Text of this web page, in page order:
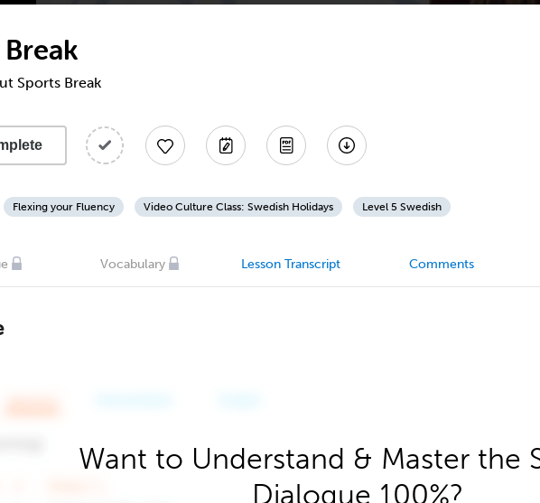
Sports Break
Flexing your Fluency Video Culture Class: Swedish Holidays Level 5 Swedish
Vocabulary Lesson Transcript Comments
Want to Understand & Master the
Dialogue 100%?